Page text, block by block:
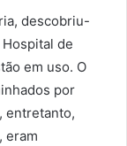
descobriu-
de
em uso. O
por
entretanto,
eram